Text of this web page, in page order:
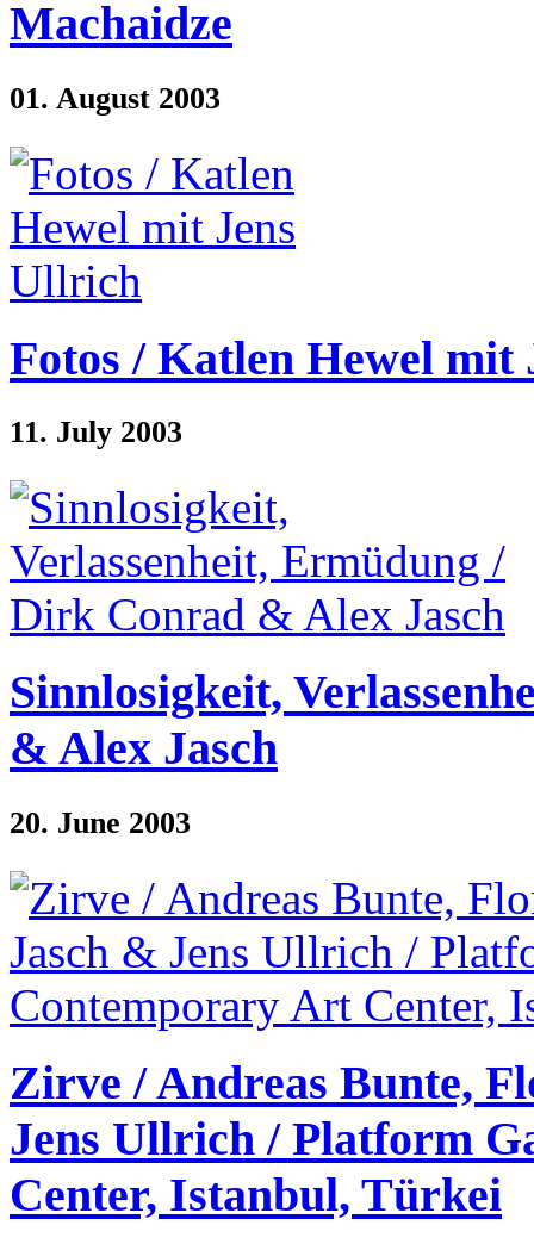
Machaidze
01. August 2003
Fotos / Katlen Hewel mit
11. July 2003
Sinnlosigkeit,
& Alex Jasch
20. June 2003
Zirve / Andreas Bunte,
Jens Ullrich / Platform
Center, Istanbul, Türkei